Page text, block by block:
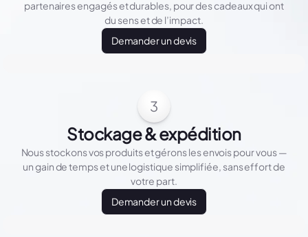
partenaires engagés et durables, pour des cadeaux qui ont
du sens et de l’impact.
Demander un devis
3
Stockage & expédition
Nous stockons vos produits et gérons les envois pour vous —
un gain de temps et une logistique simplifiée, sans effort de
votre part.
Demander un devis